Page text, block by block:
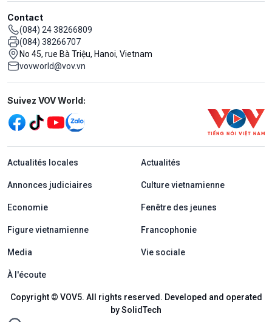
Contact
(084) 24 38266809
(084) 38266707
No 45, rue Bà Triệu, Hanoi, Vietnam
vovworld@vov.vn
Mạng xã hội
Suivez VOV World:
menu footer tiếng Pháp
Actualités locales Actualités
Annonces judiciaires Culture vietnamienne
Economie Fenêtre des jeunes
Figure vietnamienne Francophonie
Media Vie sociale
À l'écoute
Copyright © VOV5. All rights reserved. Developed and operated
by SolidTech